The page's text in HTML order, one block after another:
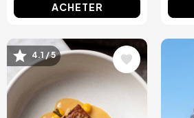
ACHETER
Image
4.1 / 5